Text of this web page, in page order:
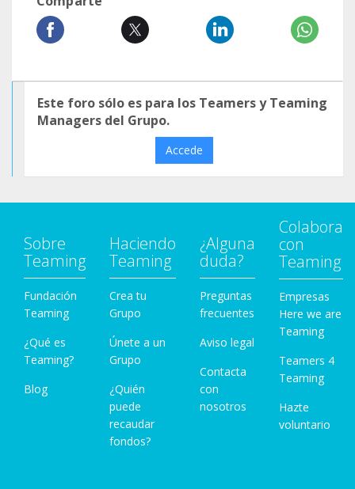
Este foro sólo es para los Teamers y Teaming
Managers del Grupo.
Accede
Sobre
Teaming
Fundación
Teaming
¿Qué es
Teaming?
Blog
Haciendo
Teaming
Crea tu
Grupo
Únete a un
Grupo
¿Quién
puede
recaudar
fondos?
¿Alguna
duda?
Preguntas
frecuentes
Aviso legal
Contacta
con
nosotros
Colabora
con
Teaming
Empresas
Here we are
Teaming
Teamers 4
Teaming
Hazte
voluntario